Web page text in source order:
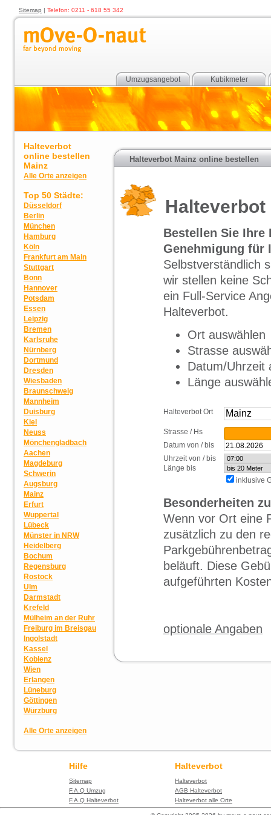
Sitemap | Telefon: 0211 - 618 55 342
Kubikmeter
Umzugsangebot
Halteverbot
online bestellen
Mainz
Alle Orte anzeigen
Top 50 Städte:
Düsseldorf
Berlin
München
Hamburg
Köln
Frankfurt am Main
Stuttgart
Bonn
Hannover
Potsdam
Essen
Leipzig
Bremen
Karlsruhe
Nürnberg
Dortmund
Dresden
Wiesbaden
Braunschweig
Mannheim
Duisburg
Kiel
Neuss
Mönchengladbach
Aachen
Magdeburg
Schwerin
Augsburg
Mainz
Erfurt
Wuppertal
Lübeck
Münster in NRW
Heidelberg
Bochum
Regensburg
Rostock
Ulm
Darmstadt
Krefeld
Mülheim an der Ruhr
Freiburg im Breisgau
Ingolstadt
Kassel
Koblenz
Wien
Erlangen
Lüneburg
Göttingen
Würzburg
Alle Orte anzeigen
Halteverbot Mainz online bestellen
Halteverbot
Bestellen Sie Ihre
Genehmigung für
Selbstverständlich
wir stellen keine
ein Full-Service
Halteverbot.
Ort auswählen
Strasse
Datum/Uhrzeit
Länge
Halteverbot Ort
Strasse / Hs
Datum von / bis
Uhrzeit von / bis
Länge bis
inklusive
Besonderheiten
Wenn vor Ort eine
zusätzlich zu den
beläuft. Diese
aufgeführten
optionale Angaben
Hilfe
Sitemap
F.A.Q Umzug
F.A.Q Halteverbot
Halteverbot
Halteverbot
AGB Halteverbot
Halteverbot alle Orte